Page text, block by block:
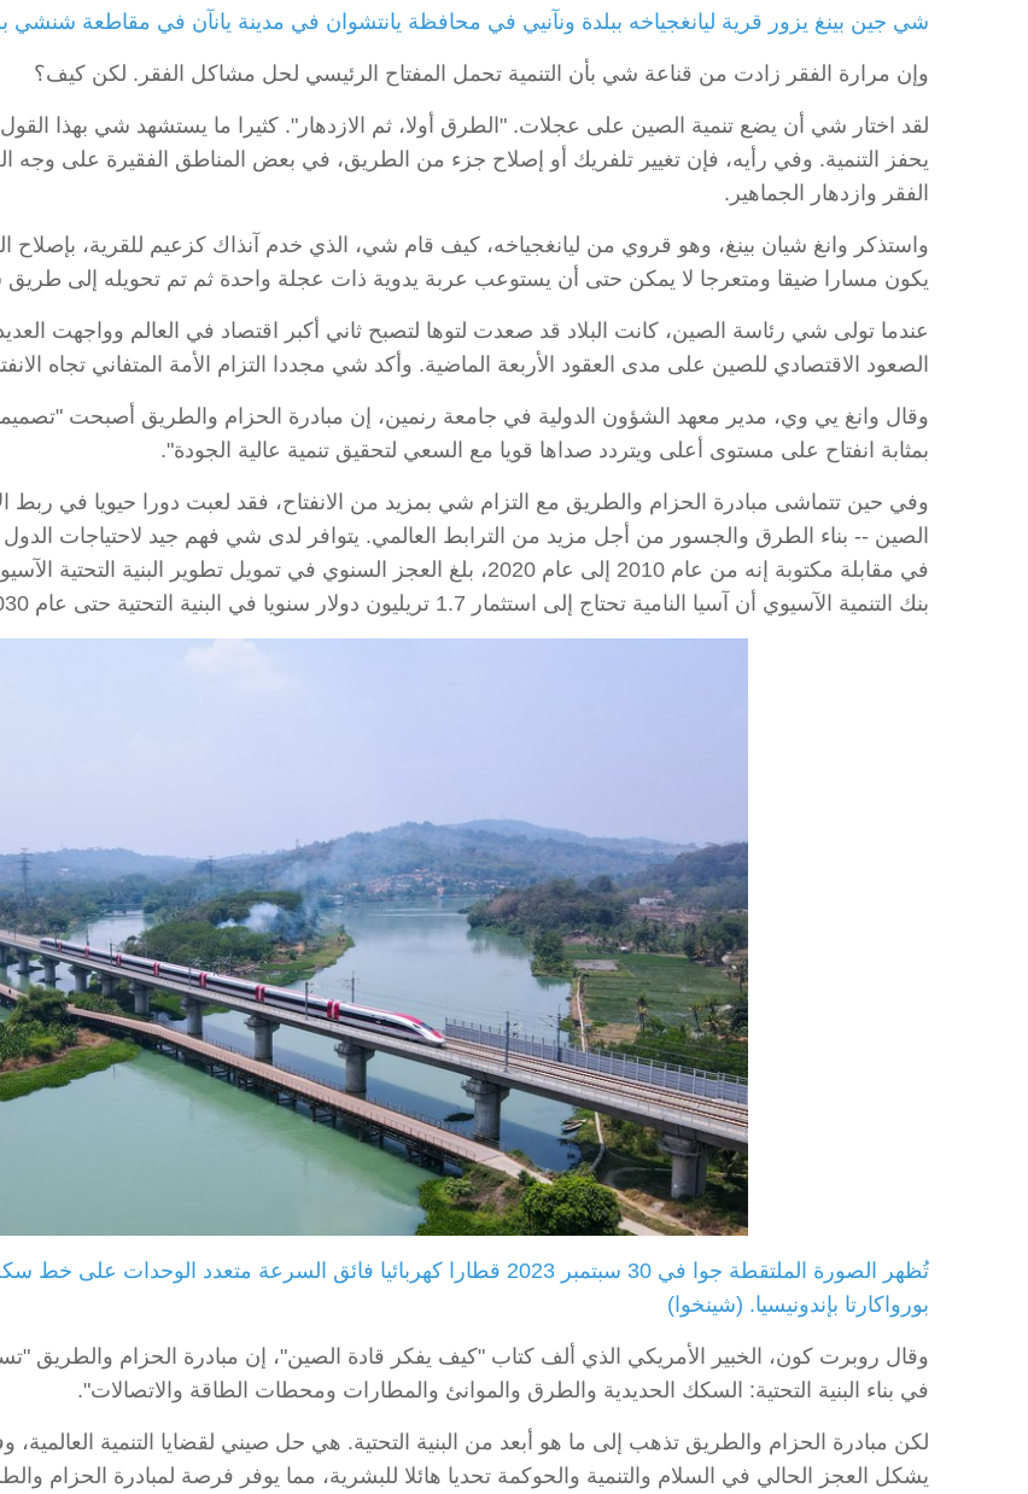
شي جين بينغ يزور قرية ليانغجياخه ببلدة ونآنيي في محافظة يانتشوان في مدينة يانآن في مقاطعة شنشي بشمال غربي الصين،
وإن مرارة الفقر زادت من قناعة شي بأن التنمية تحمل المفتاح الرئيسي لحل مشاكل الفقر. لكن كيف؟
لقد اختار شي أن يضع تنمية الصين على عجلات. "الطرق أولا، ثم الازدهار". كثيرا ما يستشهد شي بهذا القول
يحفز التنمية. وفي رأيه، فإن تغيير تلفريك أو إصلاح جزء من الطريق، في بعض المناطق الفقيرة على
الفقر وازدهار الجماهير.
واستذكر وانغ شيان بينغ، وهو قروي من ليانغجياخه، كيف قام شي، الذي خدم آنذاك كزعيم للقرية، بإصلاح
يكون مسارا ضيقا ومتعرجا لا يمكن حتى أن يستوعب عربة يدوية ذات عجلة واحدة ثم تم تحويله إلى
عندما تولى شي رئاسة الصين، كانت البلاد قد صعدت لتوها لتصبح ثاني أكبر اقتصاد في العالم وواجهت
الصعود الاقتصادي للصين على مدى العقود الأربعة الماضية. وأكد شي مجددا التزام الأمة المتفاني تجاه
وقال وانغ يي وي، مدير معهد الشؤون الدولية في جامعة رنمين، إن مبادرة الحزام والطريق أصبحت "تصميما
بمثابة انفتاح على مستوى أعلى ويتردد صداها قويا مع السعي لتحقيق تنمية عالية الجودة".
وفي حين تتماشى مبادرة الحزام والطريق مع التزام شي بمزيد من الانفتاح، فقد لعبت دورا حيويا في ربط
الصين -- بناء الطرق والجسور من أجل مزيد من الترابط العالمي. يتوافر لدى شي فهم جيد لاحتياجات
بنك التنمية الآسيوي أن آسيا النامية تحتاج إلى استثمار 1.7 تريليون دولار سنويا في البنية التحتية حتى عام 2030 للحفاظ على زخم نموها.
تُظهر الصورة الملتقطة جوا في 30 سبتمبر 2023 قطارا كهربائيا فائق السرعة
بورواكارتا بإندونيسيا. (شينخوا)
وقال روبرت كون، الخبير الأمريكي الذي ألف كتاب "كيف يفكر قادة الصين"، إن مبادرة الحزام والطريق
في بناء البنية التحتية: السكك الحديدية والطرق والموانئ والمطارات ومحطات الطاقة والاتصالات".
لكن مبادرة الحزام والطريق تذهب إلى ما هو أبعد من البنية التحتية. هي حل صيني لقضايا التنمية
يشكل العجز الحالي في السلام والتنمية والحوكمة تحديا هائلا للبشرية، مما يوفر فرصة لمبادرة الحزام